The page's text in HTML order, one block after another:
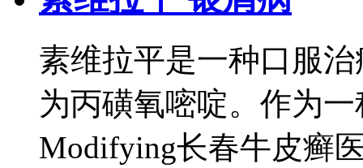
素维拉平是一种口服
为丙磺氧嘧啶。作为一
Modifying长春牛皮癣